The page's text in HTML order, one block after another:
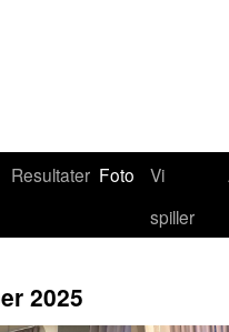
Resultater Foto
Vi
spiller
2025